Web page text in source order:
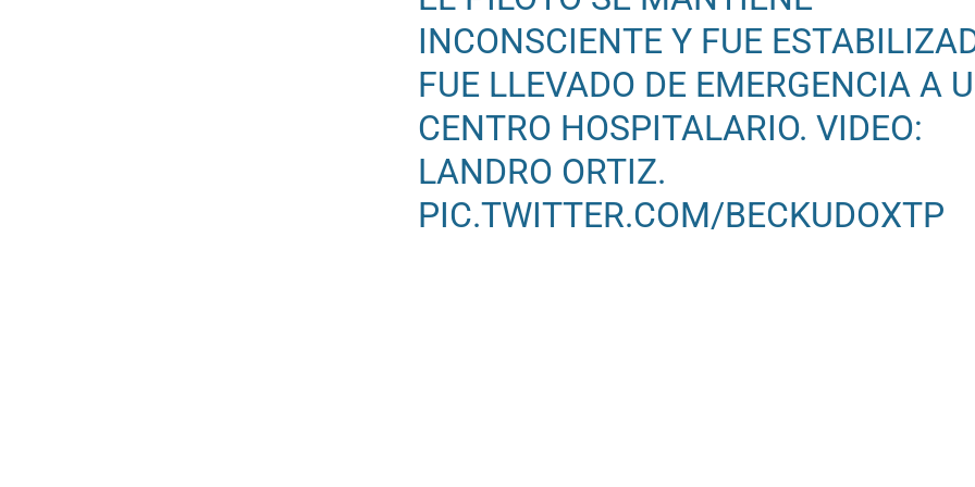
INCONSCIENTE Y FUE
FUE LLEVADO DE EMERGENCIA A
CENTRO HOSPITALARIO. VIDEO:
LANDRO ORTIZ.
PIC.TWITTER.COM/BECKUDOXTP